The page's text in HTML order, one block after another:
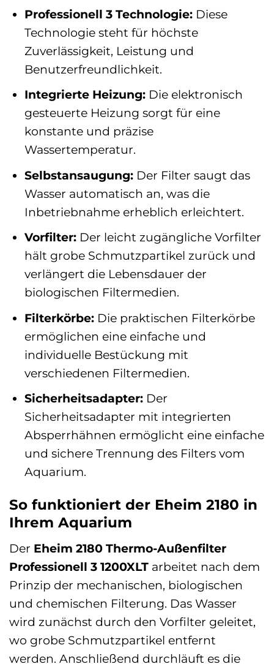
Professionell 3 Technologie:Diese
Technologie steht für höchste
Zuverlässigkeit, Leistung und
Benutzerfreundlichkeit.
Integrierte Heizung:Die elektronisch
gesteuerte Heizung sorgt für eine
konstante und präzise
Wassertemperatur.
Selbstansaugung:Der Filter saugt das
Wasser automatisch an, was die
Inbetriebnahme erheblich erleichtert.
Vorfilter:Der leicht zugängliche Vorfilter
hält grobe Schmutzpartikel zurück und
verlängert die Lebensdauer der
biologischen Filtermedien.
Filterkörbe:Die praktischen Filterkörbe
ermöglichen eine einfache und
individuelle Bestückung mit
verschiedenen Filtermedien.
Sicherheitsadapter:Der
Sicherheitsadapter mit integrierten
Absperrhähnen ermöglicht eine einfache
und sichere Trennung des Filters vom
Aquarium.
So funktioniert der Eheim 2180 in
Ihrem Aquarium
Der Eheim 2180 Thermo-Außenfilter
Professionell 3 1200XLT arbeitet nach dem
Prinzip der mechanischen, biologischen
und chemischen Filterung. Das Wasser
wird zunächst durch den Vorfilter geleitet,
wo grobe Schmutzpartikel entfernt
werden. Anschließend durchläuft es die